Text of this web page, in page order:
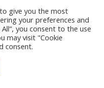
give you the most
your preferences and
you consent to the use
may visit "Cookie
consent.